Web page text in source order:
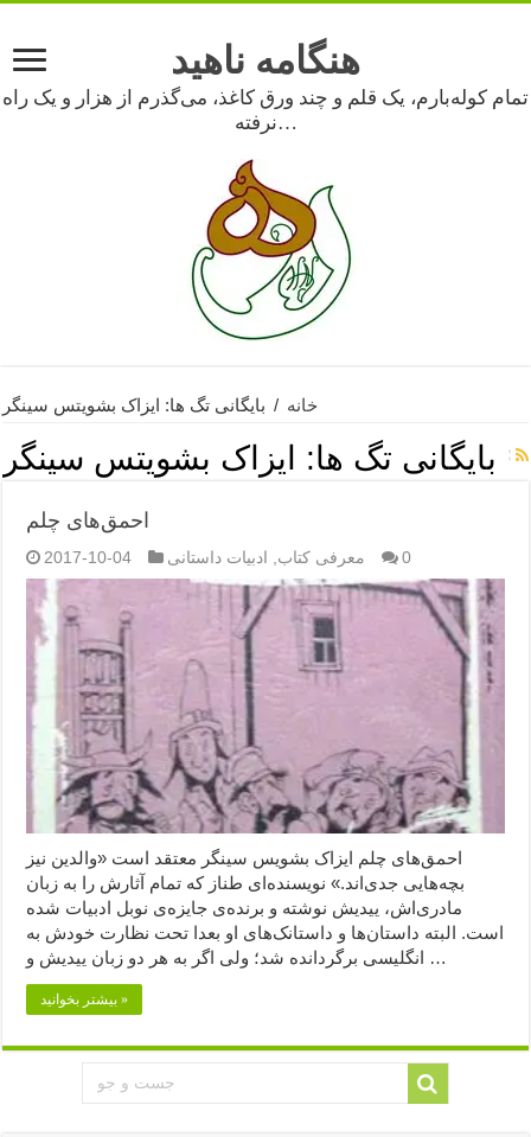
هنگامه ناهید
تمام کوله‌بارم، یک قلم و چند ورق کاغذ، می‌گذرم از هزار و یک راه
نرفته…
خانه / بایگانی تگ ها: ایزاک بشویتس سینگر
بایگانی تگ ها: ایزاک بشویتس سینگر
احمق‌های چلم
2017-10-04 معرفی کتاب ادبیات داستانی 0
احمق‌های چلم ایزاک بشویس سینگر معتقد است «والدین نیز
بچه‌هایی جدی‌اند.» نویسنده‌ای طناز که تمام آثارش را به زبان
مادری‌اش، ییدیش نوشته و برنده‌ی جایزه‌ی نوبل ادبیات شده
است. البته داستان‌ها و داستانک‌های او بعدا تحت نظارت خودش به
انگلیسی برگردانده شد؛ ولی اگر به هر دو زبان ییدیش و …
بیشتر بخوانید »